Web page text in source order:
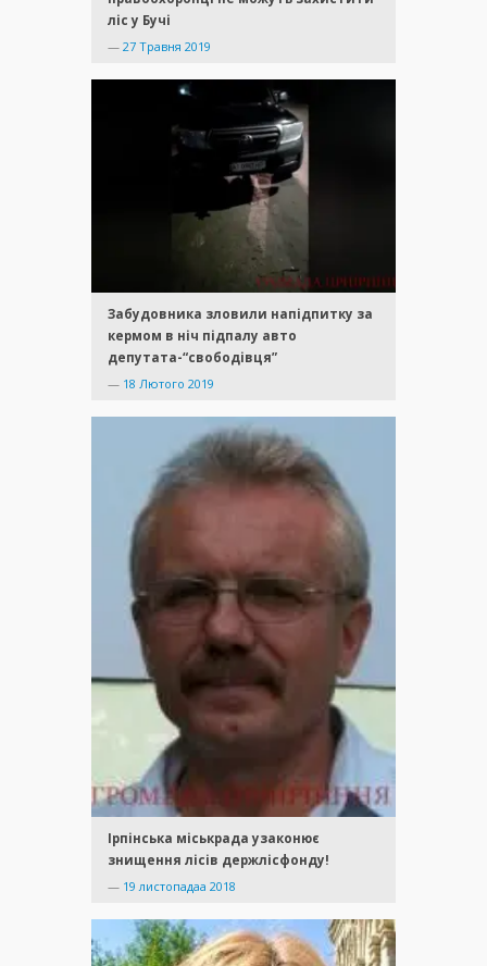
ліс у Бучі
— 27 Травня 2019
Забудовника зловили напідпитку за
кермом в ніч підпалу авто
депутата-“свободівця”
— 18 Лютого 2019
Ірпінська міськрада узаконює
знищення лісів держлісфонду!
— 19 листопадаа 2018